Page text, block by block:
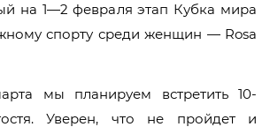
на 1—2 февраля этап Кубка мира
спорту среди женщин — Rosa
мы планируем встретить 10-
Уверен, что не пройдет и